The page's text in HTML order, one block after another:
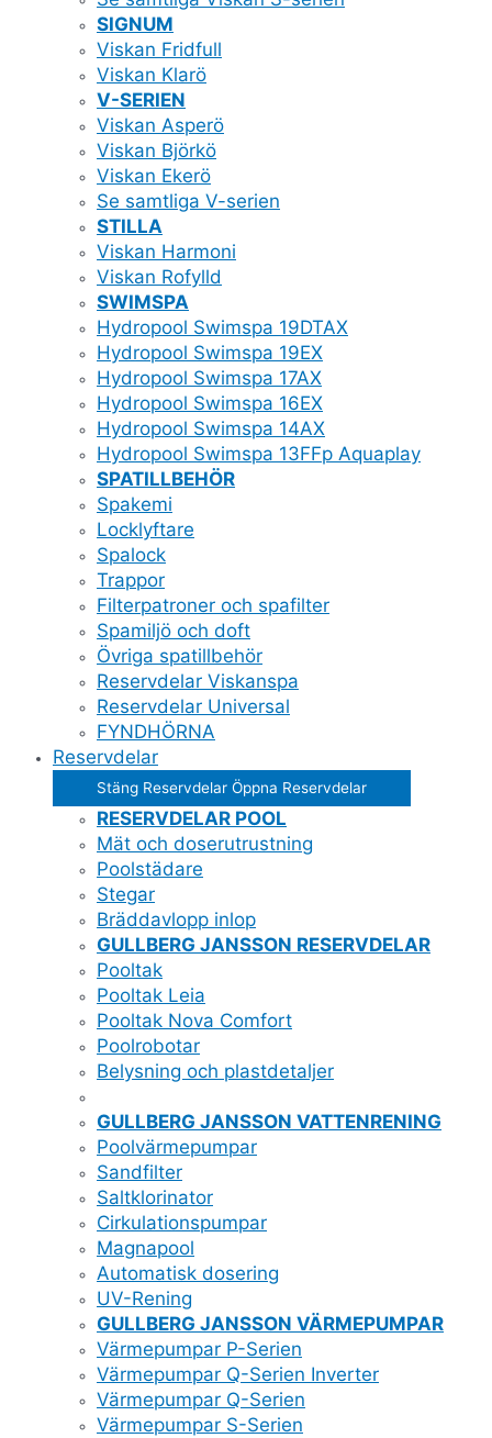
SIGNUM
Viskan Fridfull
Viskan Klarö
V-SERIEN
Viskan Asperö
Viskan Björkö
Viskan Ekerö
Se samtliga V-serien
STILLA
Viskan Harmoni
Viskan Rofylld
SWIMSPA
Hydropool Swimspa 19DTAX
Hydropool Swimspa 19EX
Hydropool Swimspa 17AX
Hydropool Swimspa 16EX
Hydropool Swimspa 14AX
Hydropool Swimspa 13FFp Aquaplay
SPATILLBEHÖR
Spakemi
Locklyftare
Spalock
Trappor
Filterpatroner och spafilter
Spamiljö och doft
Övriga spatillbehör
Reservdelar Viskanspa
Reservdelar Universal
FYNDHÖRNA
Reservdelar
Stäng Reservdelar Öppna Reservdelar
RESERVDELAR POOL
Mät och doserutrustning
Poolstädare
Stegar
Bräddavlopp inlop
GULLBERG JANSSON RESERVDELAR
Pooltak
Pooltak Leia
Pooltak Nova Comfort
Poolrobotar
Belysning och plastdetaljer
GULLBERG JANSSON VATTENRENING
Poolvärmepumpar
Sandfilter
Saltklorinator
Cirkulationspumpar
Magnapool
Automatisk dosering
UV-Rening
GULLBERG JANSSON VÄRMEPUMPAR
Värmepumpar P-Serien
Värmepumpar Q-Serien Inverter
Värmepumpar Q-Serien
Värmepumpar S-Serien